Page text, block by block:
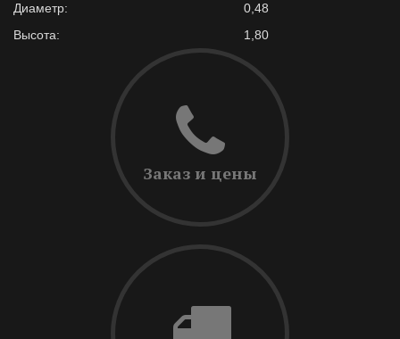
Диаметр:
0,48
Высота:
1,80
Заказ и цены